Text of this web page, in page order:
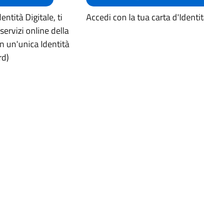
Digitale, ti
online della
un'unica Identità
Accedi con la tua carta